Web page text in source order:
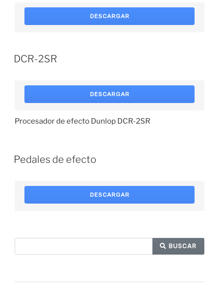
DESCARGAR
DCR-2SR
DESCARGAR
Procesador de efecto Dunlop DCR-2SR
Pedales de efecto
DESCARGAR
BUSCAR